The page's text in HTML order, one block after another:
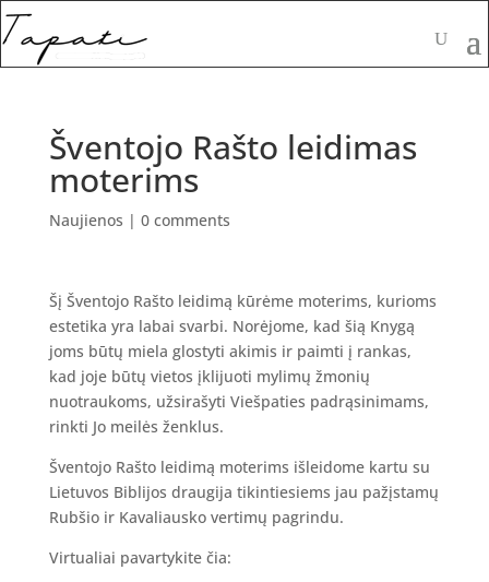
Šventojo Rašto leidimas
moterims
Naujienos | 0 comments
Šį Šventojo Rašto leidimą kūrėme moterims, kurioms
estetika yra labai svarbi. Norėjome, kad šią Knygą
joms būtų miela glostyti akimis ir paimti į rankas,
kad joje būtų vietos įklijuoti mylimų žmonių
nuotraukoms, užsirašyti Viešpaties padrąsinimams,
rinkti Jo meilės ženklus.
Šventojo Rašto leidimą moterims išleidome kartu su
Lietuvos Biblijos draugija tikintiesiems jau pažįstamų
Rubšio ir Kavaliausko vertimų pagrindu.
Virtualiai pavartykite čia: